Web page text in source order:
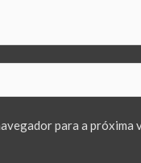
para a próxima